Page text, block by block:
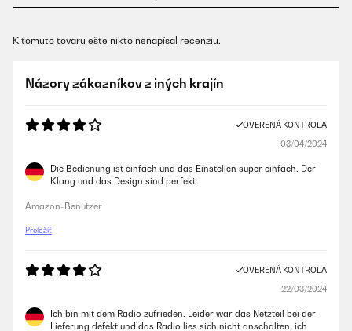
K tomuto tovaru ešte nikto nenapísal recenziu.
Názory zákazníkov z iných krajín
OVERENÁ KONTROLA
03/04/2024
Die Bedienung ist einfach und das Einstellen super einfach. Der
Klang und das Design sind perfekt.
Amazon-Benutzer
Preložiť
OVERENÁ KONTROLA
22/03/2024
Ich bin mit dem Radio zufrieden. Leider war das Netzteil bei der
Lieferung defekt und das Radio lies sich nicht anschalten, ich